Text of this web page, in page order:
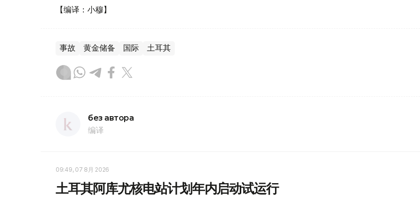
【编译：小穆】
事故 黄金储备 国际 土耳其
без автора
编译
09:49, 07 8月 2026
土耳其阿库尤核电站计划年内启动试运行